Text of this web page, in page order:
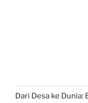
Dari Desa ke